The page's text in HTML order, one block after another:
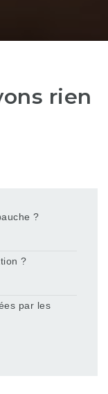
rien
?
?
par les